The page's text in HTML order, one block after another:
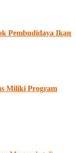
Pembudidaya Ikan
Miliki Program